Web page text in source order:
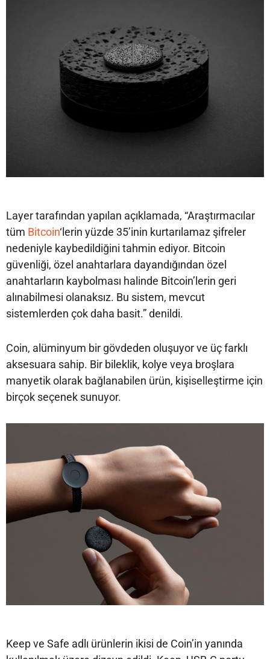
Layer tarafından yapılan açıklamada, “Araştırmacılar
tüm Bitcoin‘lerin yüzde 35’inin kurtarılamaz şifreler
nedeniyle kaybedildiğini tahmin ediyor. Bitcoin
güvenliği, özel anahtarlara dayandığından özel
anahtarların kaybolması halinde Bitcoin’lerin geri
alınabilmesi olanaksız. Bu sistem, mevcut
sistemlerden çok daha basit.” denildi.
Coin, alüminyum bir gövdeden oluşuyor ve üç farklı
aksesuara sahip. Bir bileklik, kolye veya broşlara
manyetik olarak bağlanabilen ürün, kişiselleştirme için
birçok seçenek sunuyor.
Keep ve Safe adlı ürünlerin ikisi de Coin’in yanında